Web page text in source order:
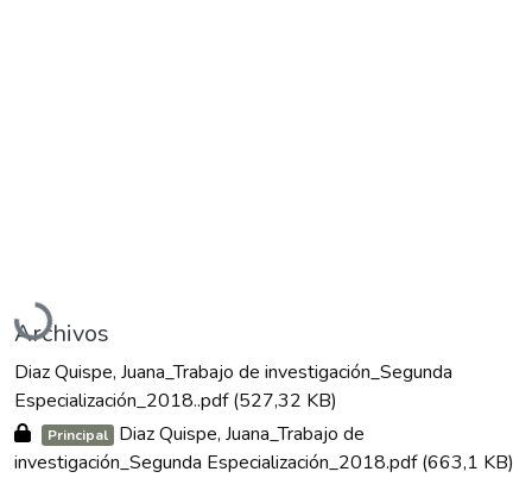
Cargando...
Archivos
Diaz Quispe, Juana_Trabajo de investigación_Segunda
Especialización_2018..pdf(527,32 KB)
Principal Diaz Quispe, Juana_Trabajo de
investigación_Segunda Especialización_2018.pdf(663,1 KB)